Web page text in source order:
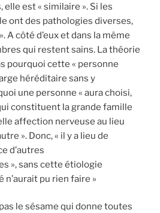
est « similaire ». Si les
ont des pathologies diverses,
A côté d’eux et dans la même
qui restent sains. La théorie
pourquoi cette « personne
héréditaire sans y
une personne « aura choisi,
constituent la grande famille
affection nerveuse au lieu
». Donc, « il y a lieu de
d’autres
», sans cette étiologie
n’aurait pu rien faire »
le sésame qui donne toutes